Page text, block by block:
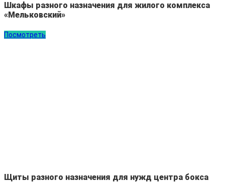
Шкафы разного назначения для жилого комплекса
«Мельковский»
Посмотреть
Щиты разного назначения для нужд центра бокса